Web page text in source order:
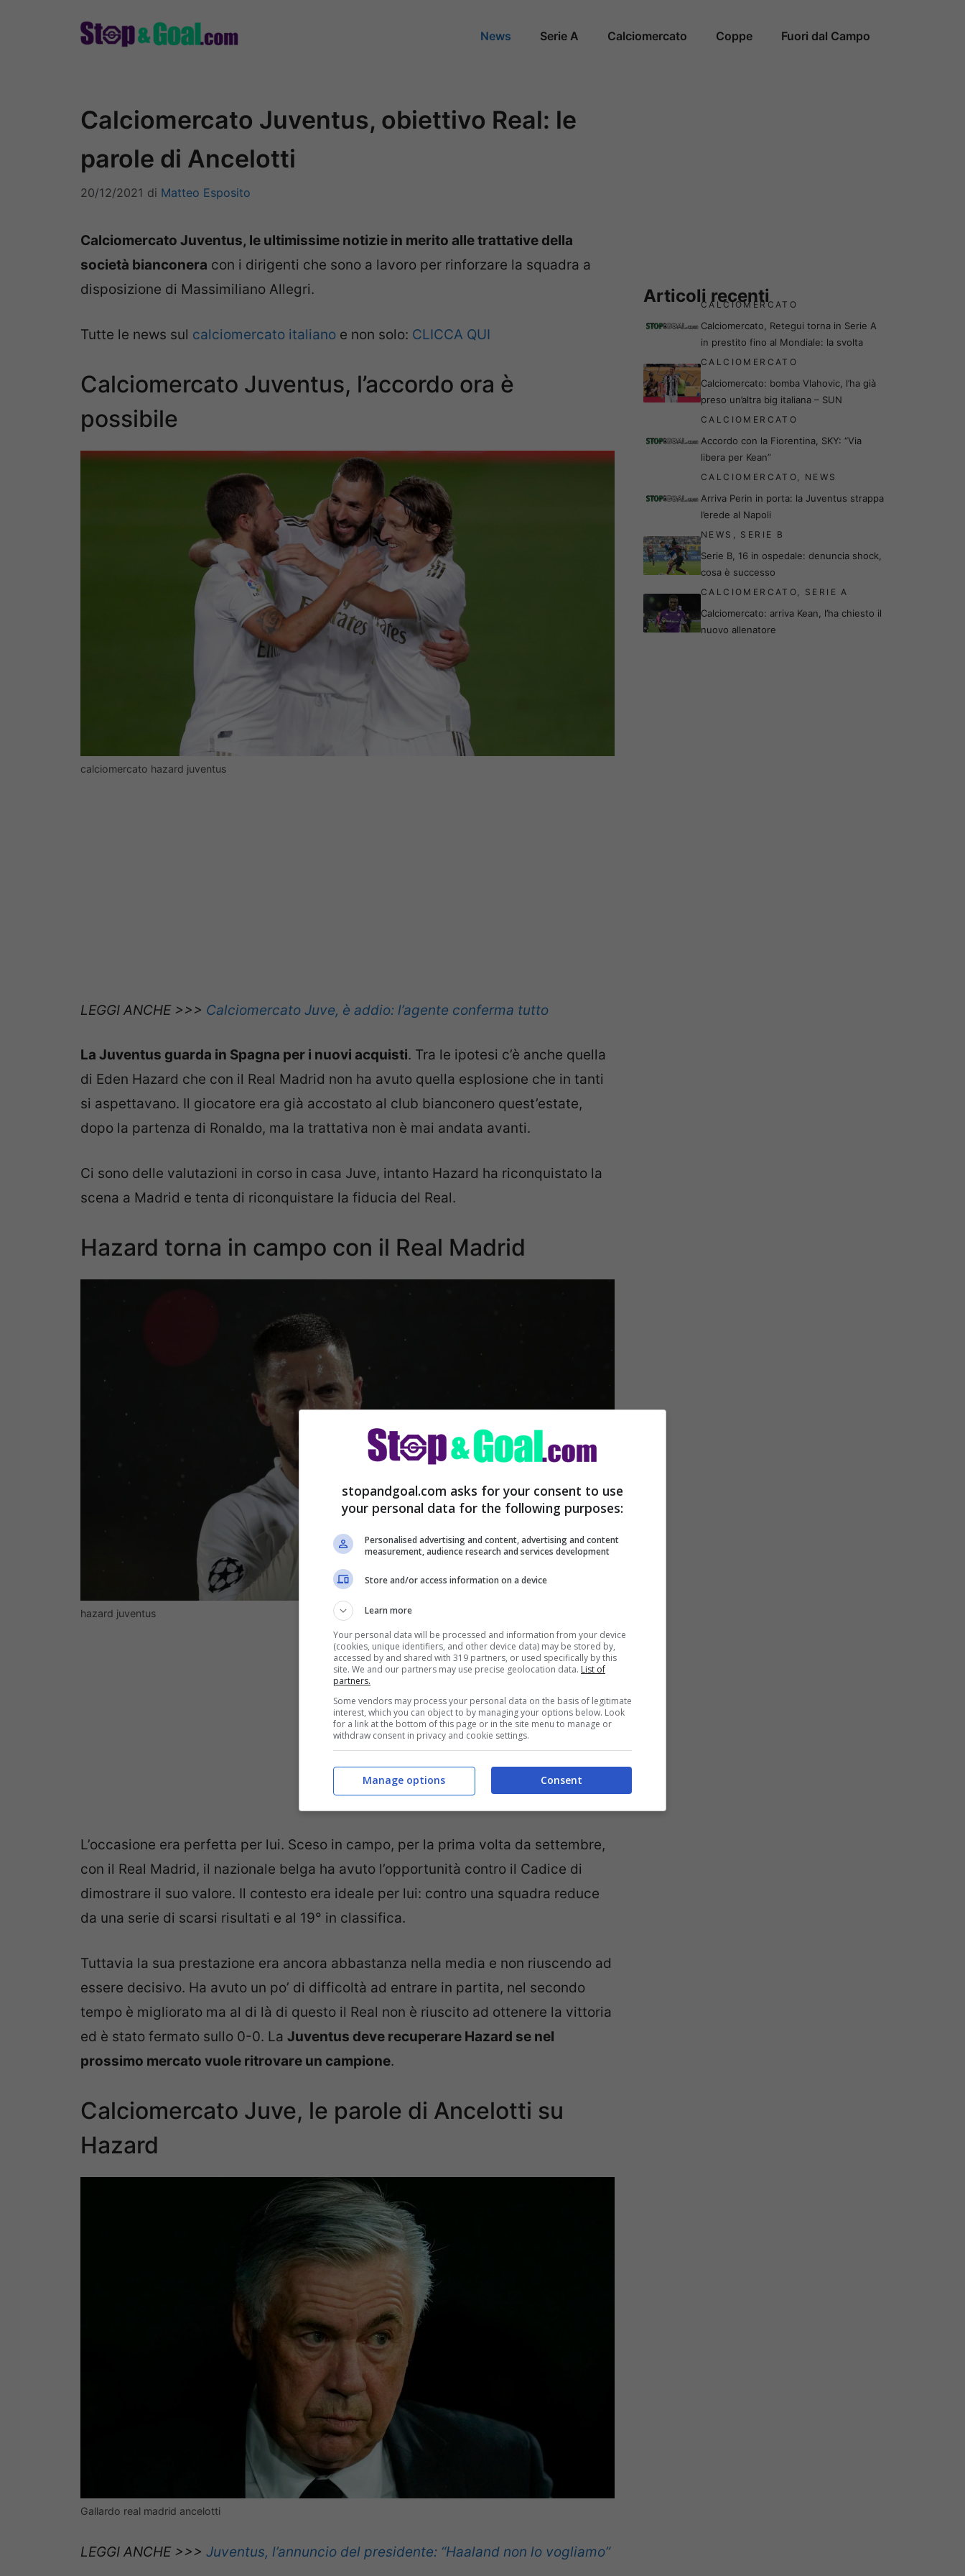
News Serie A Calciomercato Coppe Fuori dal Campo
Calciomercato Juventus, obiettivo Real: le
parole di Ancelotti
20/12/2021 di Matteo Esposito
Calciomercato Juventus, le ultimissime notizie in merito alle trattative della
società bianconera con i dirigenti che sono a lavoro per rinforzare la squadra a
disposizione di Massimiliano Allegri.
Tutte le news sul calciomercato italiano e non solo: CLICCA QUI
Calciomercato Juventus, l’accordo ora è
possibile
calciomercato hazard juventus
LEGGI ANCHE >>> Calciomercato Juve, è addio: l’agente conferma tutto
La Juventus guarda in Spagna per i nuovi acquisti. Tra le ipotesi c’è anche quella
di Eden Hazard che con il Real Madrid non ha avuto quella esplosione che in tanti
si aspettavano. Il giocatore era già accostato al club bianconero quest’estate,
dopo la partenza di Ronaldo, ma la trattativa non è mai andata avanti.
Ci sono delle valutazioni in corso in casa Juve, intanto Hazard ha riconquistato la
scena a Madrid e tenta di riconquistare la fiducia del Real.
Hazard torna in campo con il Real Madrid
hazard juventus
L’occasione era perfetta per lui. Sceso in campo, per la prima volta da settembre,
con il Real Madrid, il nazionale belga ha avuto l’opportunità contro il Cadice di
dimostrare il suo valore. Il contesto era ideale per lui: contro una squadra reduce
da una serie di scarsi risultati e al 19° in classifica.
Tuttavia la sua prestazione era ancora abbastanza nella media e non riuscendo ad
essere decisivo. Ha avuto un po’ di difficoltà ad entrare in partita, nel secondo
tempo è migliorato ma al di là di questo il Real non è riuscito ad ottenere la vittoria
ed è stato fermato sullo 0-0. La Juventus deve recuperare Hazard se nel
prossimo mercato vuole ritrovare un campione.
Calciomercato Juve, le parole di Ancelotti su
Hazard
Gallardo real madrid ancelotti
LEGGI ANCHE >>> Juventus, l’annuncio del presidente: “Haaland non lo vogliamo”
Articoli recenti
CALCIOMERCATO
Calciomercato, Retegui torna in Serie A
in prestito fino al Mondiale: la svolta
CALCIOMERCATO
Calciomercato: bomba Vlahovic, l’ha già
preso un’altra big italiana – SUN
CALCIOMERCATO
Accordo con la Fiorentina, SKY: “Via
libera per Kean”
CALCIOMERCATO, NEWS
Arriva Perin in porta: la Juventus strappa
l’erede al Napoli
NEWS , SERIE B
Serie B, 16 in ospedale: denuncia shock,
cosa è successo
CALCIOMERCATO, SERIE A
Calciomercato: arriva Kean, l’ha chiesto il
nuovo allenatore
stopandgoal.com asks for your consent to use
your personal data for the following purposes:
Personalised advertising and content, advertising and content
measurement, audience research and services development
Store and/or access information on a device
Learn more
Your personal data will be processed and information from your device
(cookies, unique identifiers, and other device data) may be stored by,
accessed by and shared with 319 partners, or used specifically by this
site. We and our partners may use precise geolocation data. List of
partners.
Some vendors may process your personal data on the basis of legitimate
interest, which you can object to by managing your options below. Look
for a link at the bottom of this page or in the site menu to manage or
withdraw consent in privacy and cookie settings.
Consent
Manage options